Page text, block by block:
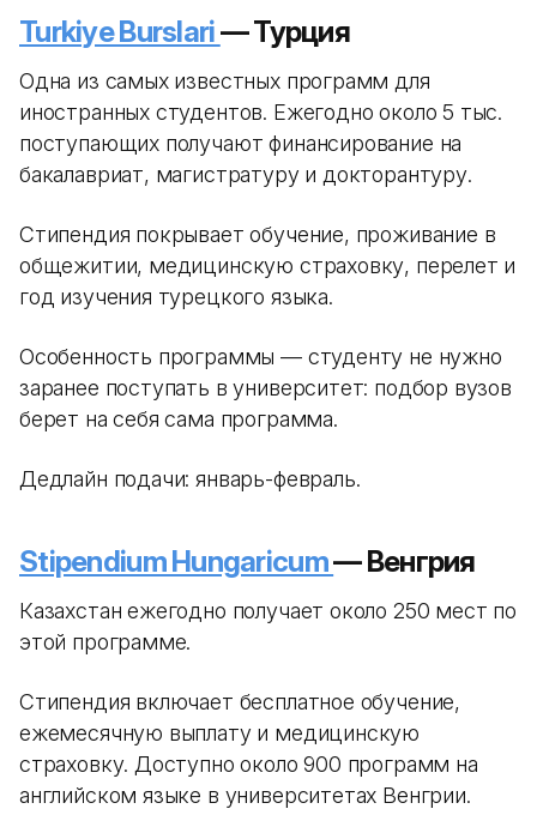
Turkiye Burslari— Турция
Одна из самых известных программ для
иностранных студентов. Ежегодно около 5 тыс.
поступающих получают финансирование на
бакалавриат, магистратуру и докторантуру.
Стипендия покрывает обучение, проживание в
общежитии, медицинскую страховку, перелет и
год изучения турецкого языка.
Особенность программы — студенту не нужно
заранее поступать в университет: подбор вузов
берет на себя сама программа.
Дедлайн подачи: январь-февраль.
Stipendium Hungaricum— Венгрия
Казахстан ежегодно получает около 250 мест по
этой программе.
Стипендия включает бесплатное обучение,
ежемесячную выплату и медицинскую
страховку. Доступно около 900 программ на
английском языке в университетах Венгрии.